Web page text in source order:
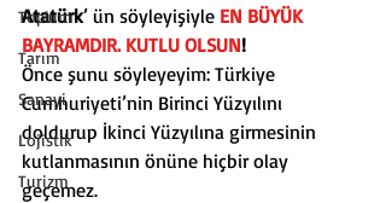
Toplum
Tarım
Sanayi
Lojistik
Turizm
Atatürk’ ün söyleyişiyle EN BÜYÜK
BAYRAMDIR. KUTLU OLSUN!
Önce şunu söyleyeyim: Türkiye
Cumhuriyeti’nin Birinci Yüzyılını
doldurup İkinci Yüzyılına girmesinin
kutlanmasının önüne hiçbir olay
geçemez.